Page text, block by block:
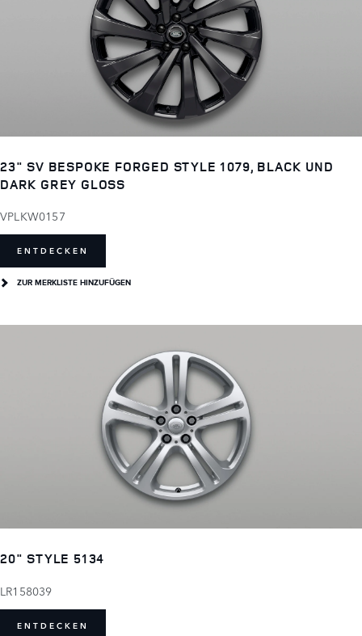
23" SV BESPOKE FORGED STYLE 1079, BLACK UND
DARK GREY GLOSS
VPLKW0157
ENTDECKEN
ZUR MERKLISTE HINZUFÜGEN
20" STYLE 5134
LR158039
ENTDECKEN